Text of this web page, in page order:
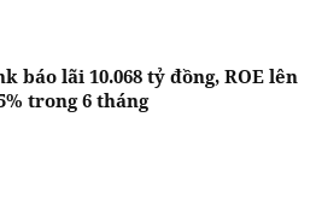
báo lãi 10.068 tỷ đồng, ROE lên
trong 6 tháng